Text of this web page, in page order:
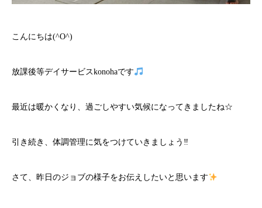
こんにちは(^O^)
放課後等デイサービスkonohaです
最近は暖かくなり、過ごしやすい気候になってきましたね☆
引き続き、体調管理に気をつけていきましょう‼
さて、昨日のジョブの様子をお伝えしたいと思います